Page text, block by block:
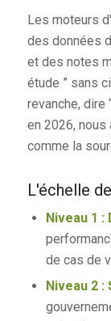
Les moteurs
des données
et des notes
étude ” sans
revanche,
en 2026, nous
comme la
L'échelle
Niveau 1 :
de cas de
Niveau 2